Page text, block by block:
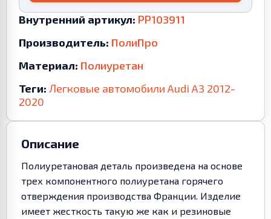
Внутренний артикул: PP103911
Производитель: ПолиПро
Материал: Полиуретан
Теги: Легковые автомобили Audi A3 2012-
2020
Описание
Полиуретановая деталь произведена на основе
трех компонентного полиуретана горячего
отверждения производства Франции. Изделие
имеет жесткость такую же как и резиновые